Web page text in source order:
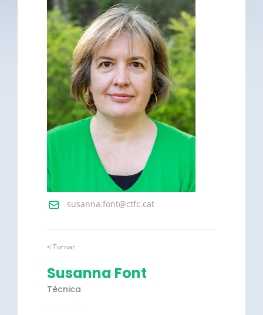
susanna.font@ctfc.cat
< Tornar
Susanna Font
Tècnica